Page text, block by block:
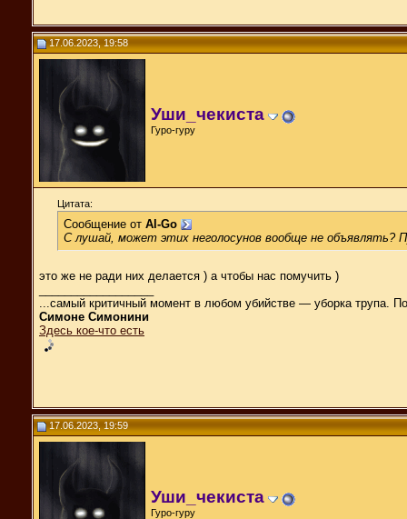
17.06.2023, 19:58
Уши_чекиста
Гуро-гуру
Цитата:
Сообщение от Al-Go
С лушай, может этих неголосунов вообще не
это же не ради них делается ) а чтобы нас помучить )
...самый критичный момент в любом убийстве — уборка трупа.
Симоне Симонини
Здесь кое-что есть
17.06.2023, 19:59
Уши_чекиста
Гуро-гуру